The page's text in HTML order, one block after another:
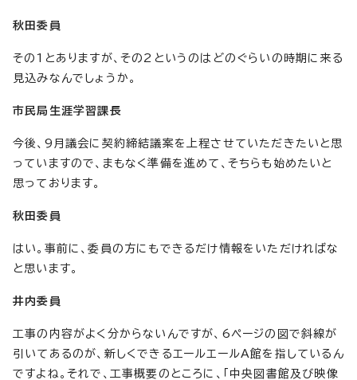
秋田委員
その1とありますが、その2というのはどのぐらいの時期に来る
見込みなんでしょうか。
市民局生涯学習課長
今後、9月議会に契約締結議案を上程させていただきたいと思
っていますので、まもなく準備を進めて、そちらも始めたいと
思っております。
秋田委員
はい。事前に、委員の方にもできるだけ情報をいただければな
と思います。
井内委員
工事の内容がよく分からないんですが、6ページの図で斜線が
引いてあるのが、新しくできるエールエールA館を指しているん
ですよね。それで、工事概要のところに、「中央図書館及び映像